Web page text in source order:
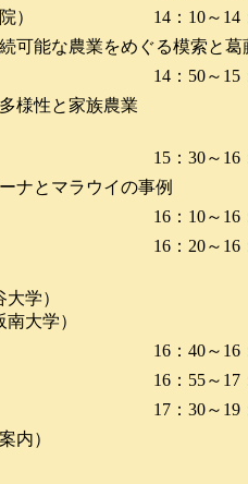
）
14：10～14
能な農業をめぐる模索と葛
14：50～15
様性と家族農業
15：30～16
ナとマラウイの事例
16：10～16
16：20～16
大学）
南大学）
16：40～16
16：55～17
17：30～19
内）